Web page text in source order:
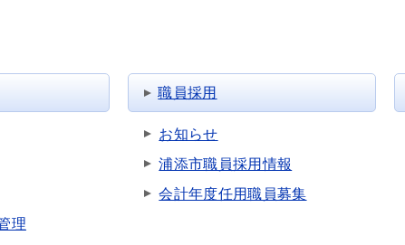
理
職員採用
お知らせ
浦添市職員採用情報
会計年度任用職員募集